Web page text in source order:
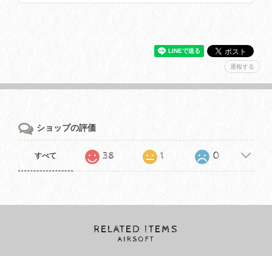
通報する
ショップの評価
すべて 38 1 0
RELATED ITEMS
AIRSOFT